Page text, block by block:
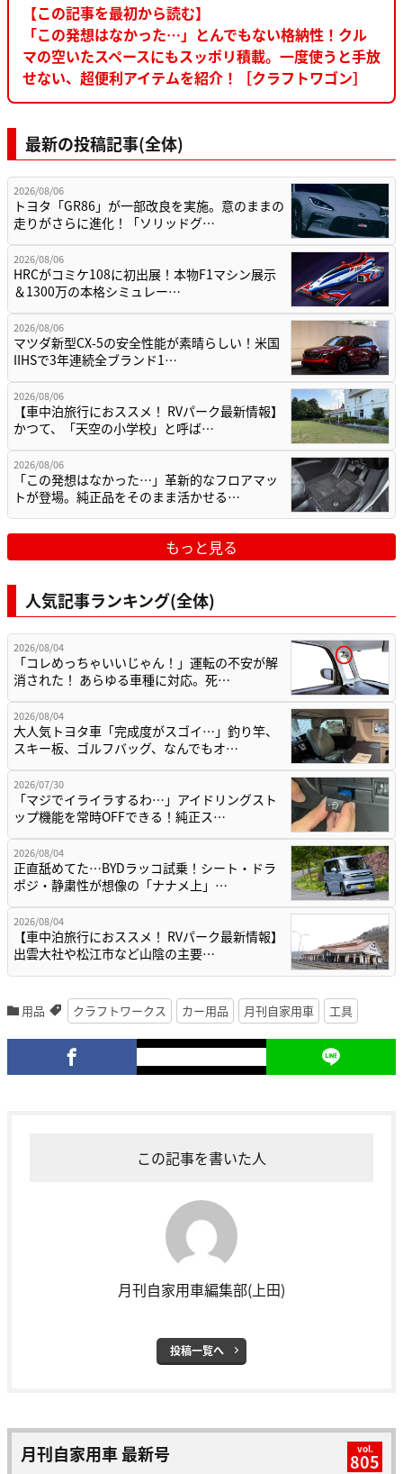
【この記事を最初から読む】
「この発想はなかった…」とんでもない格納性！クル
マの空いたスペースにもスッポリ積載。一度使うと手放
せない、超便利アイテムを紹介！［クラフトワゴン］
最新の投稿記事(全体)
2026/08/06
トヨタ「GR86」が一部改良を実施。意のままの
走りがさらに進化！「ソリッドグ…
2026/08/06
HRCがコミケ108に初出展！本物F1マシン展示
＆1300万の本格シミュレー…
2026/08/06
マツダ新型CX-5の安全性能が素晴らしい！米国
IIHSで3年連続全ブランド1…
2026/08/06
【車中泊旅行におススメ！ RVパーク最新情報】
かつて、「天空の小学校」と呼ば…
2026/08/06
「この発想はなかった…」革新的なフロアマッ
トが登場。純正品をそのまま活かせる…
もっと見る
人気記事ランキング(全体)
2026/08/04
「コレめっちゃいいじゃん！」運転の不安が解
消された！ あらゆる車種に対応。死…
2026/08/04
大人気トヨタ車「完成度がスゴイ…」釣り竿、
スキー板、ゴルフバッグ、なんでもオ…
2026/07/30
「マジでイライラするわ…」アイドリングスト
ップ機能を常時OFFできる！純正ス…
2026/08/04
正直舐めてた…BYDラッコ試乗！シート・ドラ
ポジ・静粛性が想像の「ナナメ上」…
2026/08/04
【車中泊旅行におススメ！ RVパーク最新情報】
出雲大社や松江市など山陰の主要…
用品 クラフトワークス カー用品 月刊自家用車 工具
この記事を書いた人
月刊自家用車編集部(上田)
投稿一覧へ
月刊自家用車 最新号 vol.
805